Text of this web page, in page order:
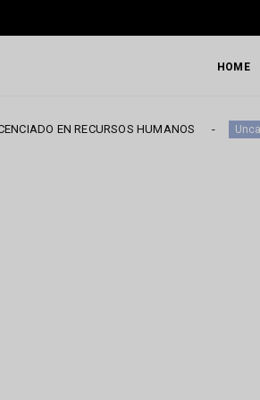
HOME
RECURSOS HUMANOS Uncategorized